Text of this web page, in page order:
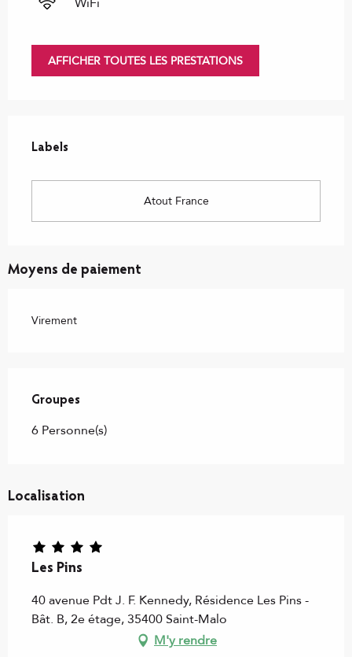
AFFICHER TOUTES LES PRESTATIONS
Labels
Labels
Atout France
Moyens de paiement
Virement
Groupes
Groupes
6 Personne(s)
Localisation
Les Pins
40 avenue Pdt J. F. Kennedy, Résidence Les Pins -
Bât. B, 2e étage, 35400 Saint-Malo
M'y rendre